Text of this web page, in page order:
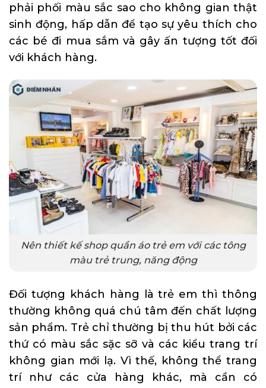
phải phối màu sắc sao cho không gian thật
sinh động, hấp dẫn để tạo sự yêu thích cho
các bé đi mua sắm và gây ấn tượng tốt đối
với khách hàng.
Nên thiết kế shop quần áo trẻ em với các tông
màu trẻ trung, năng động
Đối tượng khách hàng là trẻ em thì thông
thường không quá chú tâm đến chất lượng
sản phẩm. Trẻ chỉ thường bị thu hút bởi các
thứ có màu sắc sặc sỡ và các kiểu trang trí
không gian mới lạ. Vì thế, không thể trang
trí như các cửa hàng khác, mà cần có